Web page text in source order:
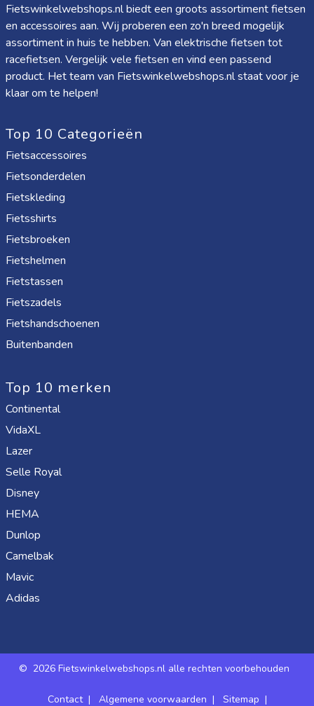
Fietswinkelwebshops.nl biedt een groots assortiment fietsen
en accessoires aan. Wij proberen een zo'n breed mogelijk
assortiment in huis te hebben. Van elektrische fietsen tot
racefietsen. Vergelijk vele fietsen en vind een passend
product. Het team van Fietswinkelwebshops.nl staat voor je
klaar om te helpen!
Top 10 Categorieën
Fietsaccessoires
Fietsonderdelen
Fietskleding
Fietsshirts
Fietsbroeken
Fietshelmen
Fietstassen
Fietszadels
Fietshandschoenen
Buitenbanden
Top 10 merken
Continental
VidaXL
Lazer
Selle Royal
Disney
HEMA
Dunlop
Camelbak
Mavic
Adidas
© 2026 Fietswinkelwebshops.nl alle rechten voorbehouden
Contact| Algemene voorwaarden | Sitemap |